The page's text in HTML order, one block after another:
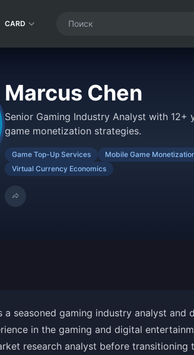
CARD
Marcus Chen
Senior Gaming Industry Analyst with
game monetization strategies.
Game Top-Up Services Mobile Game
Virtual Currency Economics
a seasoned gaming industry analyst
in the gaming and digital
research analyst before